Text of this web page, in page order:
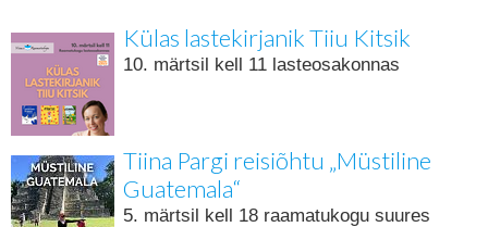
Külas lastekirjanik Tiiu Kitsik
10. märtsil kell 11 lasteosakonnas
Tiina Pargi reisiõhtu „Müstiline
Guatemala“
5. märtsil kell 18 raamatukogu suures